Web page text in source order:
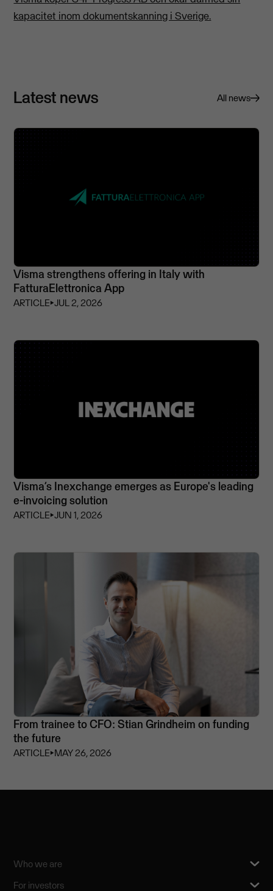
kapacitet inom dokumentskanning i Sverige.
Latest news All news
Visma strengthens offering in Italy with
FatturaElettronica App
ARTICLE⏵JUL 2, 2026
Visma’s Inexchange emerges as Europe's leading
e-invoicing solution
ARTICLE⏵JUN 1, 2026
From trainee to CFO: Stian Grindheim on funding
the future
ARTICLE⏵MAY 26, 2026
Who we are
For investors